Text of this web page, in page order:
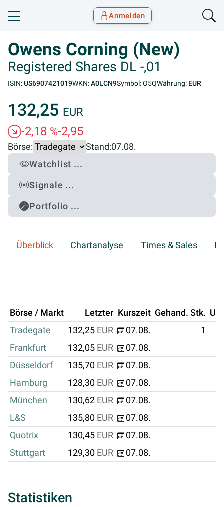
Toggle navigation
Anmelden
Owens Corning (New)
Registered Shares DL -,01
ISIN:US6907421019WKN:A0LCN9Symbol: O5QWährung: EUR
132,25 EUR
-2,18 %-2,95
Börse: Stand:07.08.
Watchlist ...
Signale ...
Portfolio ...
Überblick Chartanalyse Times & Sales
Börse / Markt Letzter Kurszeit Gehand. Stk.
Tradegate
132,25 EUR 07.08.
1
Frankfurt
132,05 EUR
07.08.
Düsseldorf
135,70 EUR
07.08.
Hamburg
128,30 EUR
07.08.
München
130,62 EUR
07.08.
L&S
135,80 EUR
07.08.
Quotrix
130,45 EUR
07.08.
Stuttgart
129,30 EUR 07.08.
Statistiken